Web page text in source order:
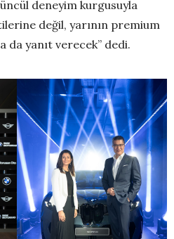
deneyim kurgusuyla
değil, yarının premium
yanıt verecek” dedi.